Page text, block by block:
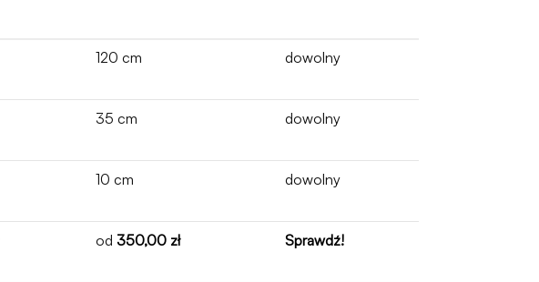
120 cm dowolny
35 cm dowolny
10 cm dowolny
od 350,00 zł Sprawdź!